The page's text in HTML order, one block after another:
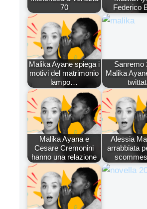
70
Federico
Malika Ayane spiega i
motivi del matrimonio
lampo…
Sanremo
Malika
Malika Ayana e
Cesare Cremonini
hanno una relazione
Alessia
arrabbiata